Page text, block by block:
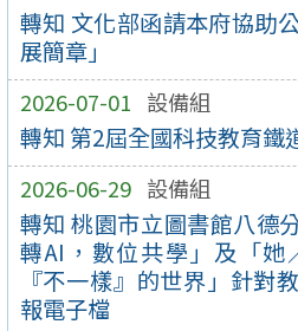
轉知 文化部函請本府協助
展簡章」
2026-07-01 設備組
轉知 第2屆全國科技教育鐵
2026-06-29 設備組
轉知 桃園市立圖書館八德
轉AI，數位共學」及「她
『不一樣』的世界」針對
報電子檔